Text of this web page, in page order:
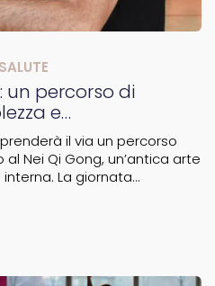
un percorso di
e
il via un percorso
Nei Qi Gong, un’antica arte
La giornata
Shen Zhuang Gong,...